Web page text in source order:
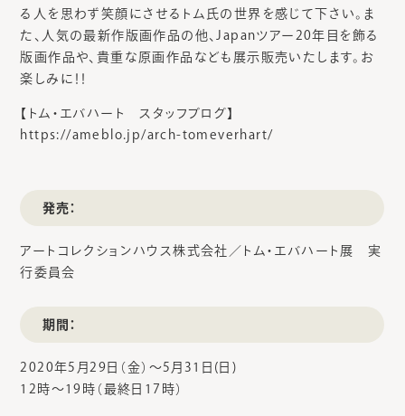
る人を思わず笑顔にさせるトム氏の世界を感じて下さい。ま
た、人気の最新作版画作品の他、Japanツアー20年目を飾る
版画作品や、貴重な原画作品なども展示販売いたします。お
楽しみに！！
【トム・エバハート スタッフブログ】
https://ameblo.jp/arch-tomeverhart/
発売：
アートコレクションハウス株式会社／トム・エバハート展 実
行委員会
期間：
2020年5月29日（金）～5月31日(日)
12時～19時（最終日17時）